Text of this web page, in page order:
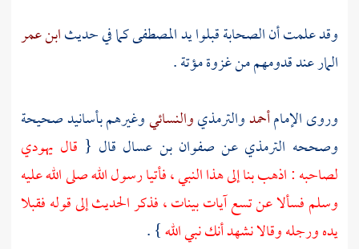
وقد علمت أن الصحابة قبلوا يد المصطفى كما في حديثابن عمر
المار عند قدومهم من غزوةمؤتة.
وروى الإمامأحمدوالترمذيوالنسائيوغيرهم بأسانيد صحيحة
وصححه الترمذي عن صفوان بن عسال قال { قال يهودي
لصاحبه : اذهب بنا إلى هذا النبي ، فأتيا رسول الله صلى الله عليه
وسلم فسألا عن تسع آيات بينات ، فذكر الحديث إلى قوله فقبلا
يده ورجله وقالا نشهد أنك نبي الله} .